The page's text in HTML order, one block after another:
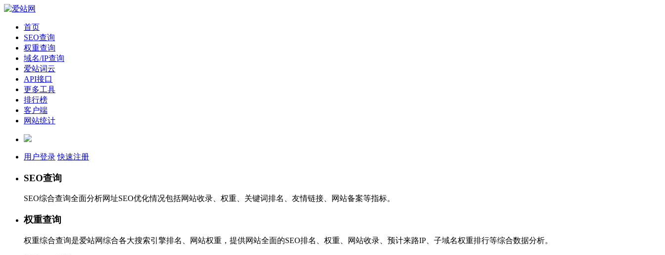
首页
SEO查询
权重查询
域名/IP查询
爱站词云
API接口
更多工具
排行榜
客户端
网站统计
用户登录 快速注册
SEO查询
SEO综合查询全面分析网址SEO优化情况包括网站收录、权重、关键词排名、友情链接、网站备案等指标。
权重查询
权重综合查询是爱站网综合各大搜索引擎排名、网站权重，提供网站全面的SEO排名、权重、网站收录、预计来路IP、子域名权重排行等综合数据分析。